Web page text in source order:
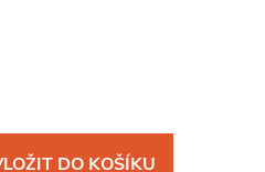
DO KOŠÍKU